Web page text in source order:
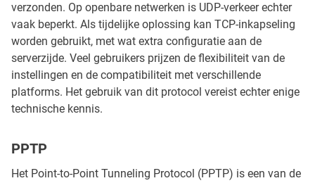
verzonden. Op openbare netwerken is UDP-verkeer echter
vaak beperkt. Als tijdelijke oplossing kan TCP-inkapseling
worden gebruikt, met wat extra configuratie aan de
serverzijde. Veel gebruikers prijzen de flexibiliteit van de
instellingen en de compatibiliteit met verschillende
platforms. Het gebruik van dit protocol vereist echter enige
technische kennis.
PPTP
Het Point-to-Point Tunneling Protocol (PPTP) is een van de